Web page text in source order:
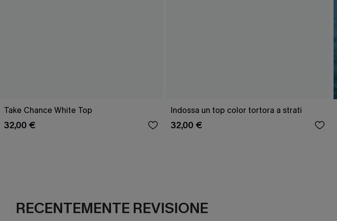
Take Chance White Top
32,00 €
Indossa un top color tortora a strati
32,00 €
RECENTEMENTE REVISIONE